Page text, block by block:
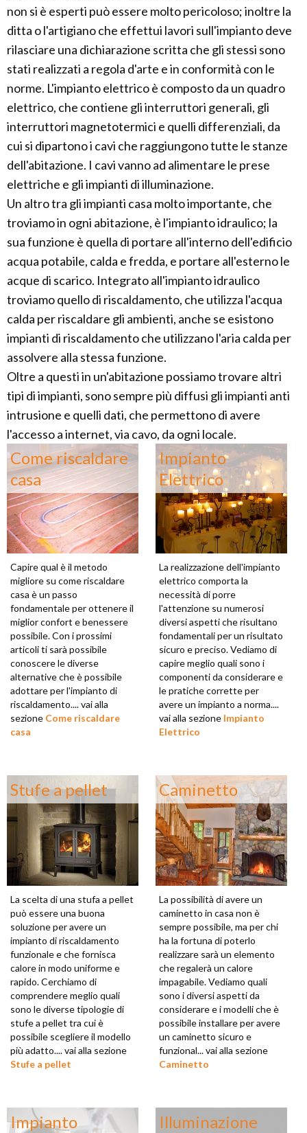
non si è esperti può essere molto pericoloso; inoltre la
ditta o l'artigiano che effettui lavori sull'impianto deve
rilasciare una dichiarazione scritta che gli stessi sono
stati realizzati a regola d'arte e in conformità con le
norme. L'impianto elettrico è composto da un quadro
elettrico, che contiene gli interruttori generali, gli
interruttori magnetotermici e quelli differenziali, da
cui si dipartono i cavi che raggiungono tutte le stanze
dell'abitazione. I cavi vanno ad alimentare le prese
elettriche e gli impianti di illuminazione.
Un altro tra gli impianti casa molto importante, che
troviamo in ogni abitazione, è l'impianto idraulico; la
sua funzione è quella di portare all'interno dell'edificio
acqua potabile, calda e fredda, e portare all'esterno le
acque di scarico. Integrato all'impianto idraulico
troviamo quello di riscaldamento, che utilizza l'acqua
calda per riscaldare gli ambienti, anche se esistono
impianti di riscaldamento che utilizzano l'aria calda per
assolvere alla stessa funzione.
Oltre a questi in un'abitazione possiamo trovare altri
tipi di impianti, sono sempre più diffusi gli impianti anti
intrusione e quelli dati, che permettono di avere
l'accesso a internet, via cavo, da ogni locale.
Come riscaldare
casa
Capire qual è il metodo
migliore su come riscaldare
casa è un passo
fondamentale per ottenere il
miglior confort e benessere
possibile. Con i prossimi
articoli ti sarà possibile
conoscere le diverse
alternative che è possibile
adottare per l'impianto di
riscaldamento.... vai alla
sezione Come riscaldare
casa
Impianto
Elettrico
La realizzazione dell'impianto
elettrico comporta la
necessità di porre
l'attenzione su numerosi
diversi aspetti che risultano
fondamentali per un risultato
sicuro e preciso. Vediamo di
capire meglio quali sono i
componenti da considerare e
le pratiche corrette per
avere un impianto a norma....
vai alla sezione Impianto
Elettrico
Stufe a pellet
La scelta di una stufa a pellet
può essere una buona
soluzione per avere un
impianto di riscaldamento
funzionale e che fornisca
calore in modo uniforme e
rapido. Cerchiamo di
comprendere meglio quali
sono le diverse tipologie di
stufe a pellet tra cui è
possibile scegliere il modello
più adatto.... vai alla sezione
Stufe a pellet
Caminetto
La possibilità di avere un
caminetto in casa non è
sempre possibile, ma per chi
ha la fortuna di poterlo
realizzare sarà un elemento
che regalerà un calore
impagabile. Vediamo quali
sono i diversi aspetti da
considerare e i modelli che è
possibile installare per avere
un caminetto sicuro e
funzional... vai alla sezione
Caminetto
Impianto
Illuminazione